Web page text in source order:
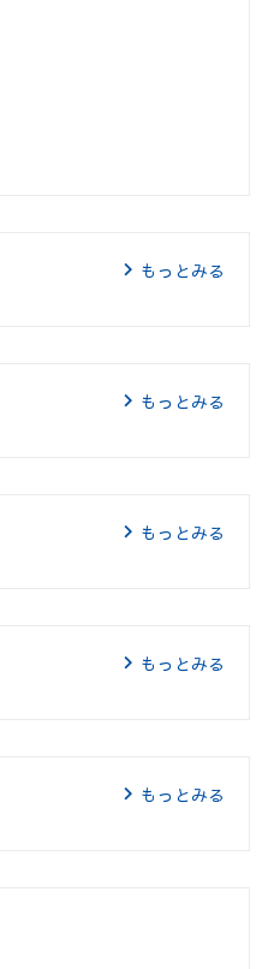
もっとみる
もっとみる
もっとみる
もっとみる
もっとみる